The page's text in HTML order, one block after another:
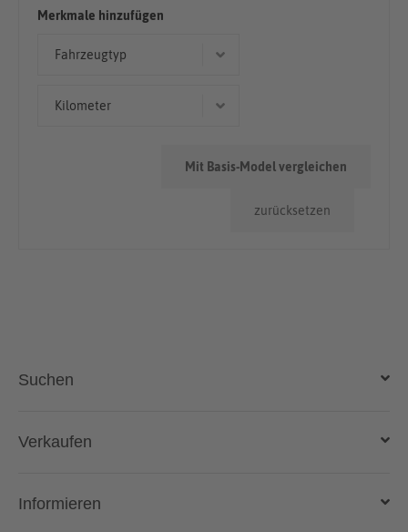
Merkmale hinzufügen
Fahrzeugtyp
Kilometer
zurücksetzen
Mit Basis-Model vergleichen
Suchen
Auto kaufen
Auto online kaufen
Verkaufen
Auto verkaufen
Informieren